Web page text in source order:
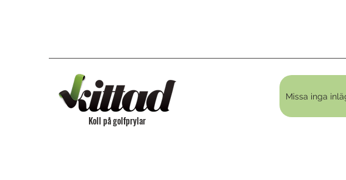
Koll på golfprylar